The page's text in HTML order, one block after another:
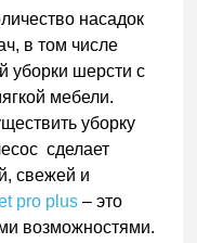
насадок
в том числе
уборки шерсти с
мебели.
уборку
сделает
свежей и
pro plus – это
возможностями.